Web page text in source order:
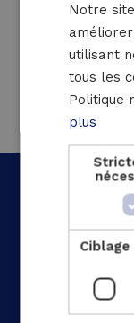
Réservoir
par Luminus
Économie
rapport
Notre
utilisant
tous les
Politique
plus
Ciblage